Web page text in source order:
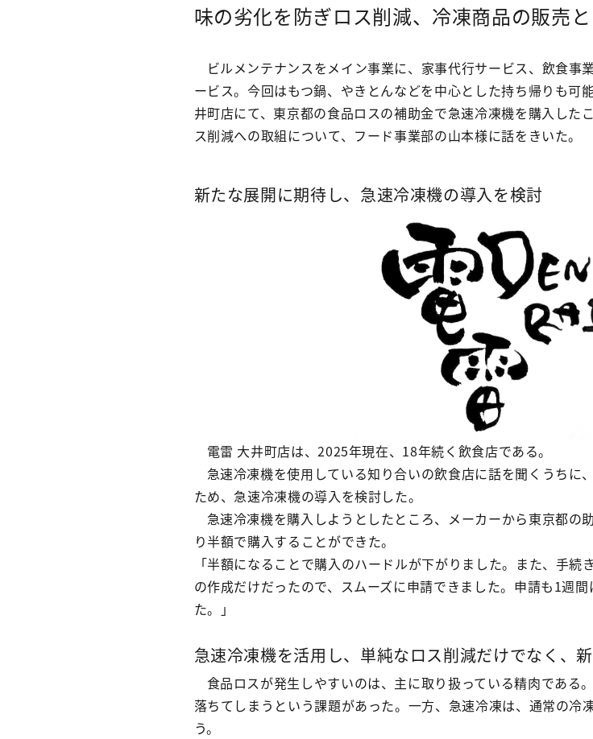
味の劣化を防ぎロス削減、冷凍商品の販売
ビルメンテナンスをメイン事業に、家事代行サービス、飲食事
ービス。今回はもつ鍋、やきとんなどを中心とした持ち帰りも
井町店にて、東京都の食品ロスの補助金で急速冷凍機を購入した
ス削減への取組について、フード事業部の山本様に話をきいた。
新たな展開に期待し、急速冷凍機の導入を検討
電雷 大井町店は、2025年現在、18年続く飲食店である。
急速冷凍機を使用している知り合いの飲食店に話を聞くうちに
ため、急速冷凍機の導入を検討した。
急速冷凍機を購入しようとしたところ、メーカーから東京都の
り半額で購入することができた。
「半額になることで購入のハードルが下がりました。また、手
の作成だけだったので、スムーズに申請できました。申請も1週
た。」
急速冷凍機を活用し、単純なロス削減だけでなく、
食品ロスが発生しやすいのは、主に取り扱っている精肉である
落ちてしまうという課題があった。一方、急速冷凍は、通常の冷
う。